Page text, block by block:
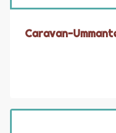
Caravan-